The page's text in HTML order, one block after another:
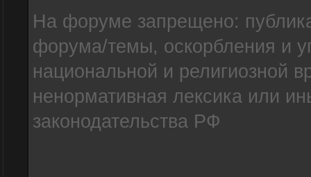
На форуме запрещено:
форума/темы, оскорбления и
национальной и религиозной
ненормативная лексика или
законодательства РФ